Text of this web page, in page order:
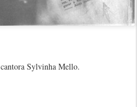
Sylvinha Mello.